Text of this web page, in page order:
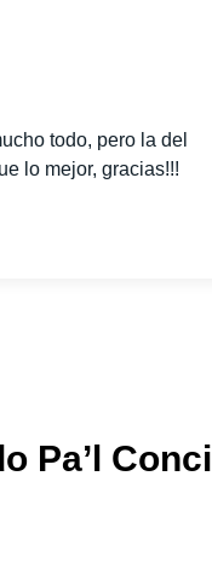
todo, pero la del
lo mejor, gracias!!!
Pa’l